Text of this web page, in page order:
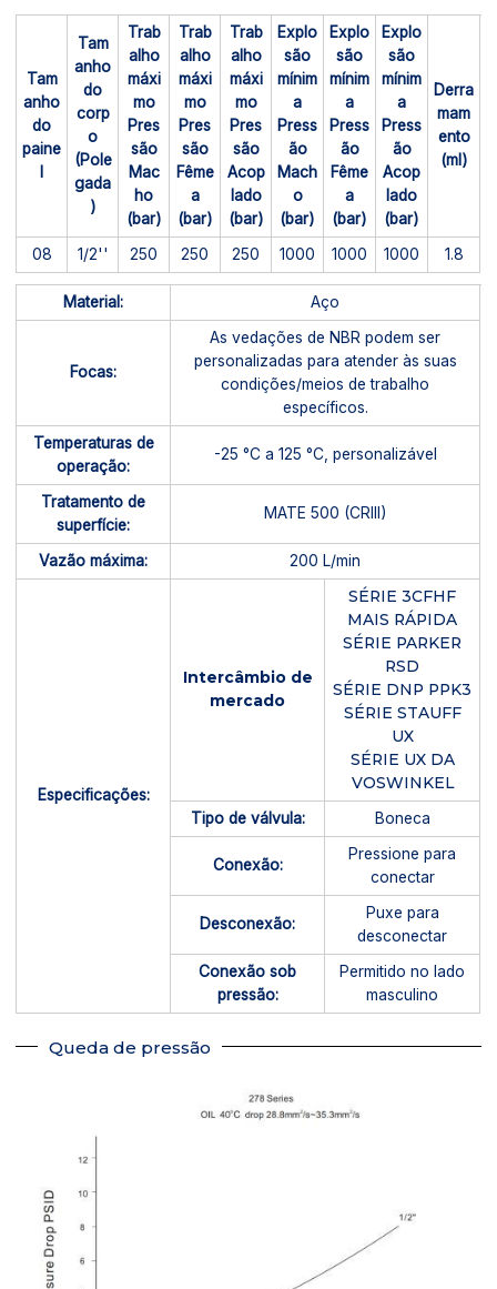
Tam
anho
do
paine
l
Tam
anho
do
corp
o
(Pole
gada
)
Trab
alho
máxi
mo
Pres
são
Mac
ho
(bar)
Trab
alho
máxi
mo
Pres
são
Fême
a
(bar)
Trab
alho
máxi
mo
Pres
são
Acop
lado
(bar)
Explo
são
mínim
a
Press
ão
Mach
o
(bar)
Explo
são
mínim
a
Press
ão
Fême
a
(bar)
Explo
são
mínim
a
Press
ão
Acop
lado
(bar)
Derra
mam
ento
(ml)
08 1/2'' 250 250 250 1000 1000 1000 1.8
Material: Aço
Focas:
As vedações de NBR podem ser
personalizadas para atender às suas
condições/meios de trabalho
específicos.
Temperaturas de
operação:
-25 °C a 125 °C, personalizável
Tratamento de
superfície:
MATE 500 (CRIII)
Vazão máxima: 200 L/min
Especificações:
Intercâmbio de
mercado
SÉRIE 3CFHF
MAIS RÁPIDA
SÉRIE PARKER
RSD
SÉRIE DNP PPK3
SÉRIE STAUFF
UX
SÉRIE UX DA
VOSWINKEL
Tipo de válvula:
Boneca
Conexão:
Pressione para
conectar
Desconexão:
Puxe para
desconectar
Conexão sob
pressão:
Permitido no lado
masculino
Queda de pressão